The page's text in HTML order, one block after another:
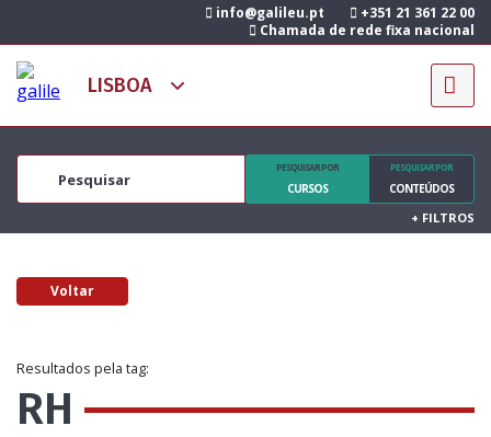
info@galileu.pt
+351 21 361 22 00
Chamada de rede fixa nacional
PESQUISAR POR
CURSOS
PESQUISAR POR
CONTEÚDOS
+ FILTROS
Voltar
Resultados pela tag:
RH